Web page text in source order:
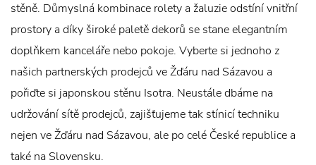
stěně. Důmyslná kombinace rolety a žaluzie odstíní vnitřní
prostory a díky široké paletě dekorů se stane elegantním
doplňkem kanceláře nebo pokoje. Vyberte si jednoho z
našich partnerských prodejců ve Žďáru nad Sázavou a
pořiďte si japonskou stěnu Isotra. Neustále dbáme na
udržování sítě prodejců, zajišťujeme tak stínicí techniku
nejen ve Žďáru nad Sázavou, ale po celé České republice a
také na Slovensku.